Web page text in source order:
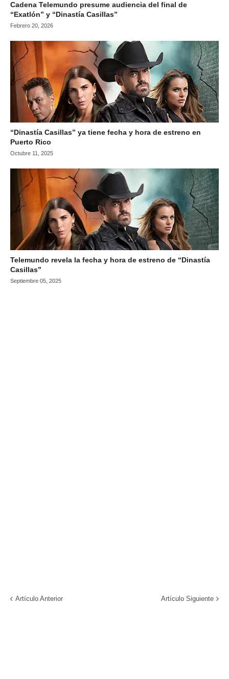
Cadena Telemundo presume audiencia del final de
“Exatlón” y “Dinastía Casillas”
Febrero 20, 2026
“Dinastía Casillas” ya tiene fecha y hora de estreno en
Puerto Rico
Octubre 11, 2025
Telemundo revela la fecha y hora de estreno de “Dinastía
Casillas”
Septiembre 05, 2025
Artículo Anterior Artículo Siguiente